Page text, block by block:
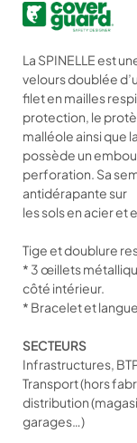
La SPINELLE est
velours doublée
filet en mailles
protection, le
malléole ainsi que
possède un
perforation. Sa
antidérapante sur
les sols en acier et
Tige et doublure
* 3 œillets
côté intérieur.
* Bracelet et
SECTEURS
Infrastructures,
Transport (hors
distribution
garages…)